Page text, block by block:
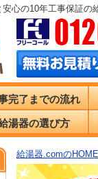
心の10年工事保証の
完了までの流れ
湯器の選び方
給湯器.comのHOME